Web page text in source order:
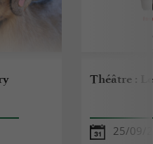
Théâtre :
25/09/